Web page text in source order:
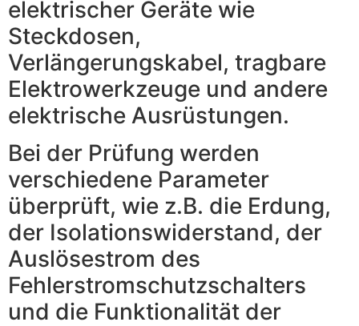
elektrischer Geräte wie
Steckdosen,
Verlängerungskabel, tragbare
Elektrowerkzeuge und andere
elektrische Ausrüstungen.
Bei der Prüfung werden
verschiedene Parameter
überprüft, wie z.B. die Erdung,
der Isolationswiderstand, der
Auslösestrom des
Fehlerstromschutzschalters
und die Funktionalität der